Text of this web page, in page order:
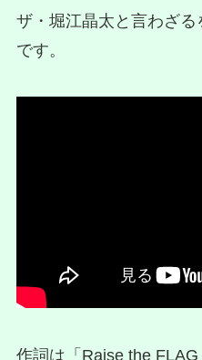
ザ・堀江晶太と言わざ
です。
作詞は「Raise the